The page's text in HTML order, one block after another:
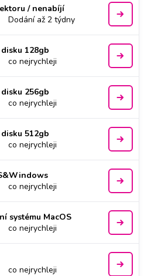
/ nenabíjí
Dodání až 2 týdny
128gb
co nejrychleji
256gb
co nejrychleji
512gb
co nejrychleji
co nejrychleji
systému MacOS
co nejrychleji
co nejrychleji